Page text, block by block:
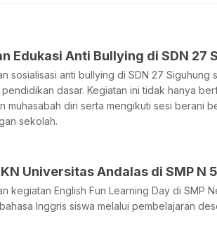
Edukasi Anti Bullying di SDN 27
sosialisasi anti bullying di SDN 27 Siguhung
dasar. Kegiatan ini tidak hanya
muhasabah diri serta mengikuti sesi berani
sekolah.
Universitas Andalas di SMP N
kegiatan English Fun Learning Day di SMP
Inggris siswa melalui pembelajaran